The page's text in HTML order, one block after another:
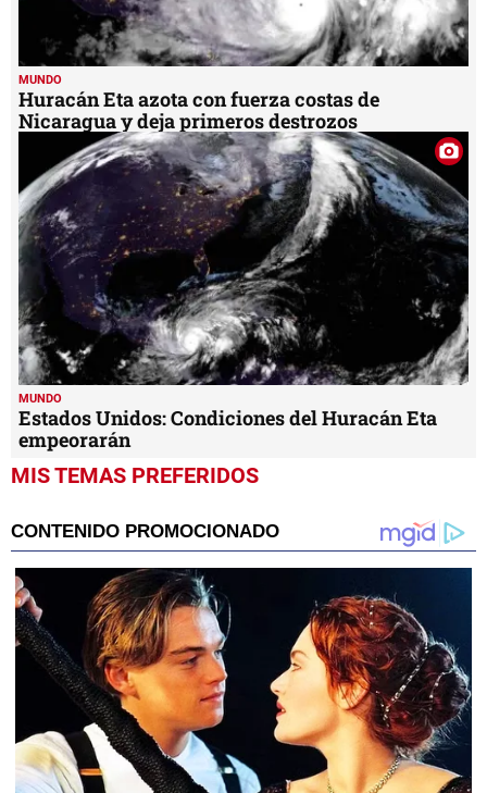
MUNDO
Huracán Eta azota con fuerza costas de
Nicaragua y deja primeros destrozos
MUNDO
Estados Unidos: Condiciones del Huracán Eta
empeorarán
MIS TEMAS PREFERIDOS